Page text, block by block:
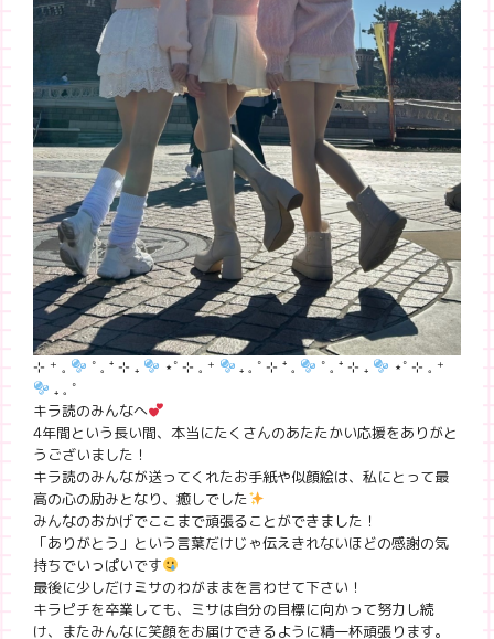
⊹ ⁺ 𓈒 ˚ 𓈒 ⁺ ⊹ ₊ ⋆˚ ⊹ 𓈒 ⁺ ₊ 𓈒 ˚ ⊹ ⁺ 𓈒 ˚ 𓈒 ⁺ ⊹ ₊
⋆˚ ⊹ 𓈒 ⁺
₊ 𓈒 ˚
キラ読のみんなへ
4年間という長い間、本当にたくさんのあたたかい応援をありがと
うございました！
キラ読のみんなが送ってくれたお手紙や似顔絵は、私にとって最
高の心の励みとなり、癒しでした
みんなのおかげでここまで頑張ることができました！
「ありがとう」という言葉だけじゃ伝えきれないほどの感謝の気
持ちでいっぱいです
最後に少しだけミサのわがままを言わせて下さい！
キラピチを卒業しても、ミサは自分の目標に向かって努力し続
け、またみんなに笑顔をお届けできるように精一杯頑張ります。